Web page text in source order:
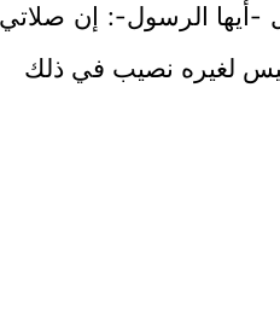
-أيها الرسول-: إن
لغيره نصيب في ذلك